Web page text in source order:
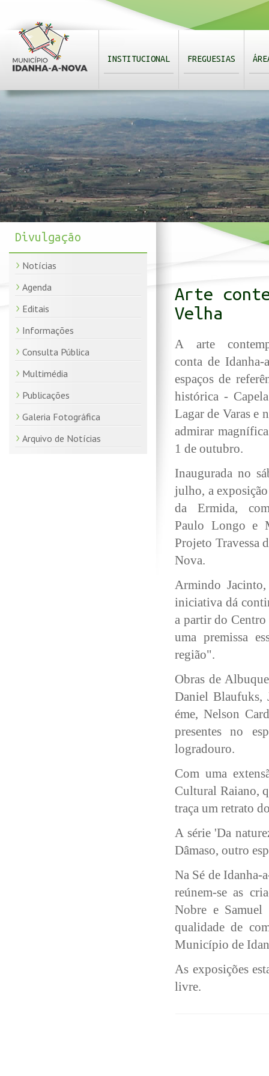
INSTITUCIONAL FREGUESIAS
Divulgação
Notícias
Agenda
Editais
Informações
Consulta Pública
Multimédia
Publicações
Galeria Fotográfica
Arquivo de Notícias
Arte
Velha
A arte
conta de Idanha-
espaços de
histórica -
Lagar de Varas e
admirar
1 de outubro.
Inaugurada no
julho, a
da Ermida,
Paulo Longo e
Projeto Travessa
Nova.
Armindo
iniciativa dá
a partir do
uma premissa
região".
Obras de
Daniel Blaufuks,
éme, Nelson
presentes no
logradouro.
Com uma
Cultural Raiano,
traça um retrato
A série 'Da
Dâmaso, outro
Na Sé de Idanha-
reúnem-se as
Nobre e
qualidade de
Município de
As exposições
livre.